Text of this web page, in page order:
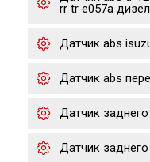
rr tr e057a
Датчик abs
Датчик abs
Датчик
Датчик